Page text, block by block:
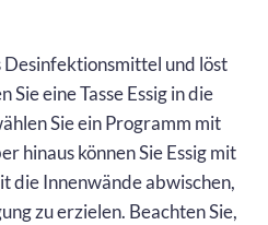
Desinfektionsmittel und löst
eine Tasse Essig in die
Sie ein Programm mit
hinaus können Sie Essig mit
die Innenwände abwischen,
zu erzielen. Beachten Sie,